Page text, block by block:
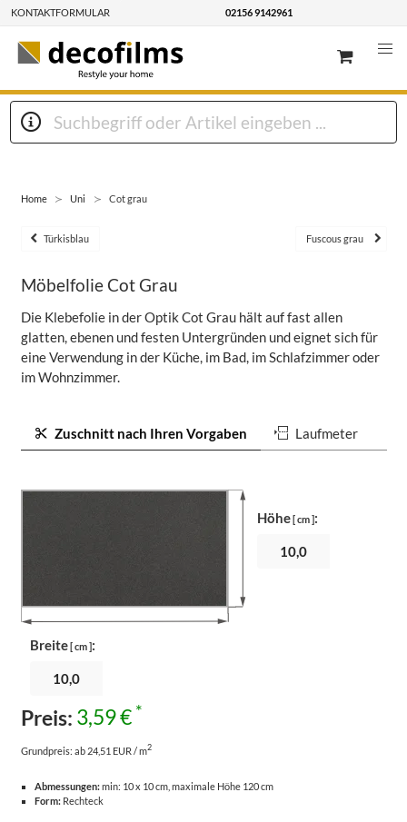
KONTAKTFORMULAR 02156 9142961
Home Uni Cot grau
Türkisblau Fuscous grau
Möbelfolie Cot Grau
Die Klebefolie in der Optik Cot Grau hält auf fast allen
glatten, ebenen und festen Untergründen und eignet sich für
eine Verwendung in der Küche, im Bad, im Schlafzimmer oder
im Wohnzimmer.
Zuschnitt nach Ihren Vorgaben Laufmeter
Breite[ cm ]:
Höhe[ cm ]:
Preis: 3,59 € *
Grundpreis: ab 24,51 EUR / m2
Abmessungen:min: 10 x 10 cm, maximale Höhe 120 cm
Form:Rechteck